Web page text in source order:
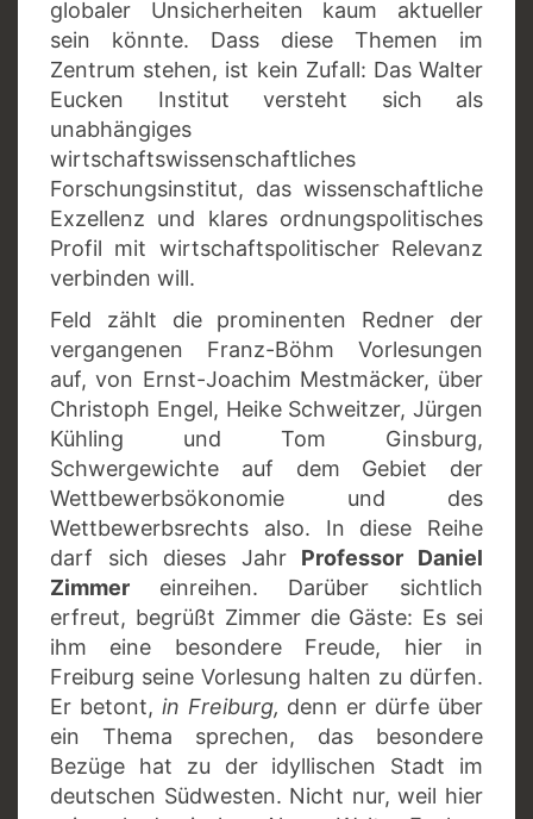
globaler Unsicherheiten kaum aktueller
sein könnte. Dass diese Themen im
Zentrum stehen, ist kein Zufall: Das Walter
Eucken Institut versteht sich als
unabhängiges
wirtschaftswissenschaftliches
Forschungsinstitut, das wissenschaftliche
Exzellenz und klares ordnungspolitisches
Profil mit wirtschaftspolitischer Relevanz
verbinden will.
Feld zählt die prominenten Redner der
vergangenen Franz-Böhm Vorlesungen
auf, von Ernst-Joachim Mestmäcker, über
Christoph Engel, Heike Schweitzer, Jürgen
Kühling und Tom Ginsburg,
Schwergewichte auf dem Gebiet der
Wettbewerbsökonomie und des
Wettbewerbsrechts also. In diese Reihe
darf sich dieses Jahr Professor Daniel
Zimmer einreihen. Darüber sichtlich
erfreut, begrüßt Zimmer die Gäste: Es sei
ihm eine besondere Freude, hier in
Freiburg seine Vorlesung halten zu dürfen.
Er betont, in Freiburg, denn er dürfe über
ein Thema sprechen, das besondere
Bezüge hat zu der idyllischen Stadt im
deutschen Südwesten. Nicht nur, weil hier